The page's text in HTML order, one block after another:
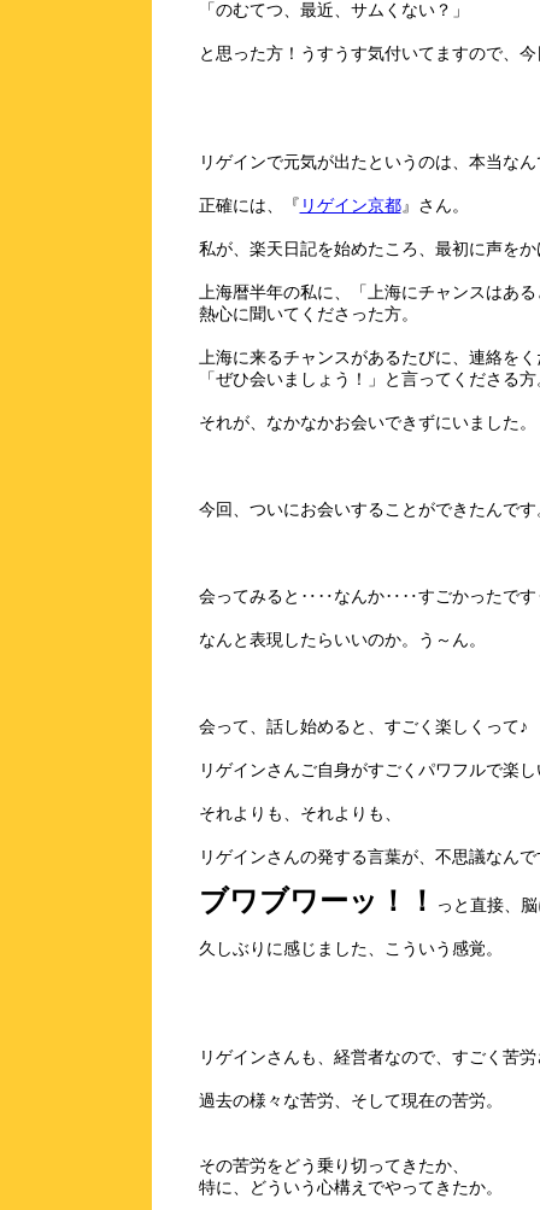
「のむてつ、最近、サムくない？」
と思った方！うすうす気付いてますので、
リゲインで元気が出たというのは、本当なん
正確には、『 リゲイン京都』さん。
私が、楽天日記を始めたころ、最初に声を
上海暦半年の私に、「上海にチャンスはあ
熱心に聞いてくださった方。
上海に来るチャンスがあるたびに、連絡を
「ぜひ会いましょう！」と言ってくださる方
それが、なかなかお会いできずにいました。
今回、ついにお会いすることができたんです
会ってみると‥‥なんか‥‥すごかったで
なんと表現したらいいのか。う～ん。
会って、話し始めると、すごく楽しくって♪
リゲインさんご自身がすごくパワフルで楽
それよりも、それよりも、
リゲインさんの発する言葉が、不思議なんで
ブワブワーッ！！ っと直接、
久しぶりに感じました、こういう感覚。
リゲインさんも、経営者なので、すごく苦
過去の様々な苦労、そして現在の苦労。
その苦労をどう乗り切ってきたか、
特に、どういう心構えでやってきたか。